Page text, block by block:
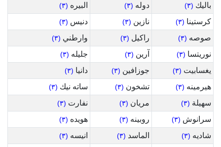
باليك (٣) دوله (٣) البيره (٣)
كرستينا (٣) نازين (٣) دنيس (٣)
صوصه (٣) راكيل (٣) وارطني (٣)
نوريتسا (٣) آرين (٣) جليله (٣)
يغسابيت (٣) جوزافين (٣) دانيا (٣)
هيرمينه (٣) تشخون (٣) ساته نيك (٣)
سهيلة (٣) مريان (٣) نفارت (٣)
سرانوش (٣) روبينه (٣) هويده (٣)
شاديه (٣) الماسد (٣) انيسه (٣)